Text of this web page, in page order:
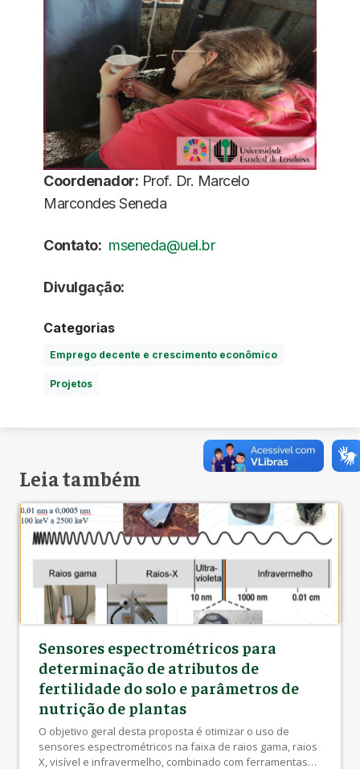
Coordenador: Prof. Dr. Marcelo
Marcondes Seneda
Contato: mseneda@uel.br
Divulgação:
Categorias
Emprego decente e crescimento econômico
Projetos
Leia também
Sensores espectrométricos para
determinação de atributos de
fertilidade do solo e parâmetros de
nutrição de plantas
O objetivo geral desta proposta é otimizar o uso de
sensores espectrométricos na faixa de raios gama, raios
X, visível e infravermelho, combinado com ferramentas